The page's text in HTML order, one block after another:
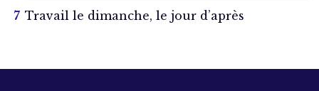
Travail le dimanche, le jour d’après